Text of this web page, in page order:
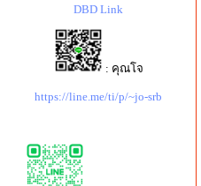
DBD Link
: คุณโจ
https://line.me/ti/p/~jo-srb